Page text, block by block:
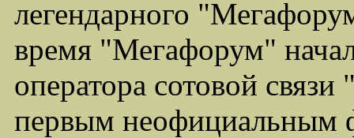
легендарного
время "Мегафорум"
оператора сотовой
первым неофициальным